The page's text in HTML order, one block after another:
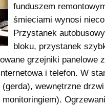
funduszem
śmieciami wynosi
Przystanek
bloku, przystanek
grzejniki panelowe
i telefon. W
wewnętrzne